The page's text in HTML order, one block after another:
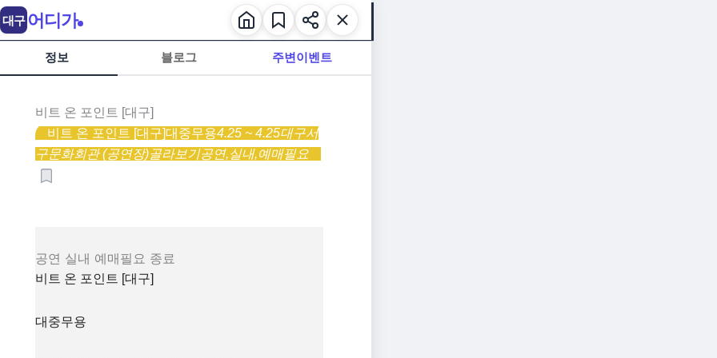
정보 블로그 주변이벤트
비트 온 포인트 [대구]
비트 온 포인트 [대구]대중무용4.25 ~ 4.25대구서
구문화회관 (공연장)골라보기공연,실내,예매필요
공연 실내 예매필요 종료
비트 온 포인트 [대구]
대중무용
대구 어디가